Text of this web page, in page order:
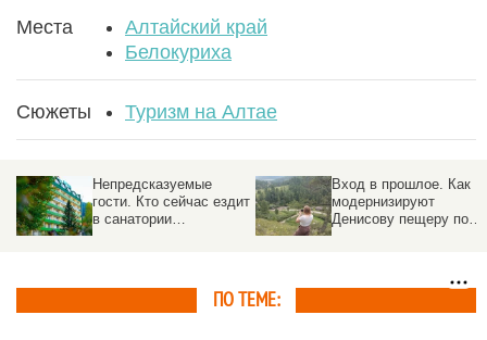
Места
Алтайский край
Белокуриха
Сюжеты Туризм на Алтае
Непредсказуемые
гости. Кто сейчас ездит
в санатории
Вход в прошлое. Как
модернизируют
Денисову пещеру под
ПО ТЕМЕ: